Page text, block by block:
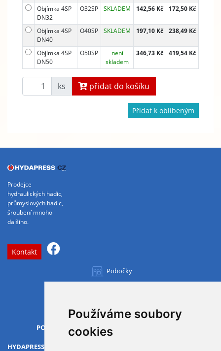
Používáme soubory
cookies
Objímka 4SP
DN32
O32SP SKLADEM 142,56 Kč 172,50 Kč
Objímka 4SP
DN40
O40SP SKLADEM 197,10 Kč 238,49 Kč
Objímka 4SP
DN50
O50SP
není
skladem
346,73 Kč 419,54 Kč
ks přidat do košíku
Přidat k oblíbeným
Prodejce
hydraulických hadic,
průmyslových hadic,
šroubení mnoho
dalšího.
Kontakt
Pobočky
OTVÍRACÍ DOBA
PO-PÁ
HYDAPRESS CZ s.r.o.